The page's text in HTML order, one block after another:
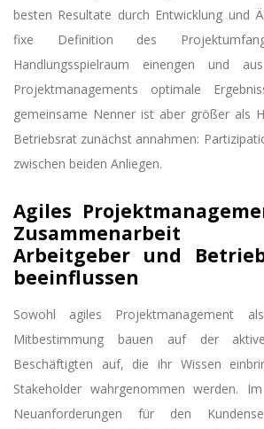
besten Resultate durch Entwicklung und
fixe Definition des
Handlungsspielraum einengen und
Projektmanagements optimale
gemeinsame Nenner ist aber größer als
Betriebsrat zunächst annahmen:
zwischen beiden Anliegen.
Agiles
Zusammenarbeit
Arbeitgeber und
beeinflussen
Sowohl agiles Projektmanagement
Mitbestimmung bauen auf der
Beschäftigten auf, die ihr Wissen
Stakeholder wahrgenommen werden.
Neuanforderungen für den